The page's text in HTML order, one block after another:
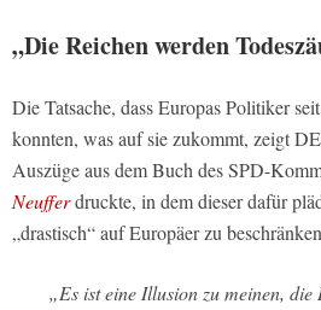
„Die Reichen werden
Die Tatsache, dass Europas Politiker
konnten, was auf sie zukommt, zeigt
Auszüge aus dem Buch des SPD-
Neufferdruckte, in dem dieser dafür
„drastisch“ auf Europäer zu
„Es ist eine Illusion zu meinen,